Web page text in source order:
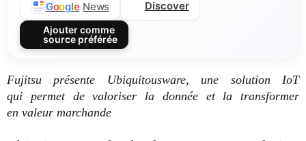
Google News Discover
Ajouter comme
source préférée
Fujitsu présente Ubiquitousware, une solution IoT
qui permet de valoriser la donnée et la transformer
en valeur marchande